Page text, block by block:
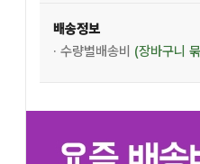
배송정보
· 수량별배송비 (장바구니